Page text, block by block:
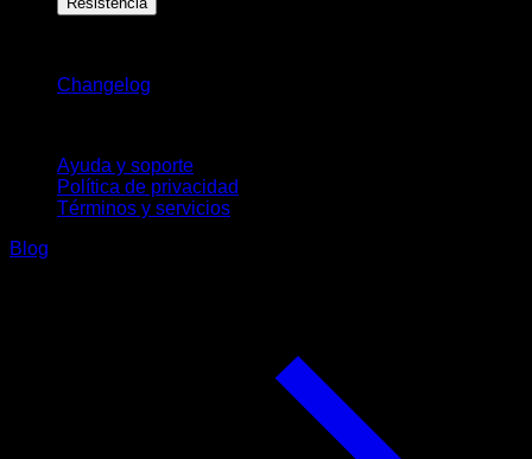
Changelog
Ayuda y soporte
Política de privacidad
Términos y servicios
Blog